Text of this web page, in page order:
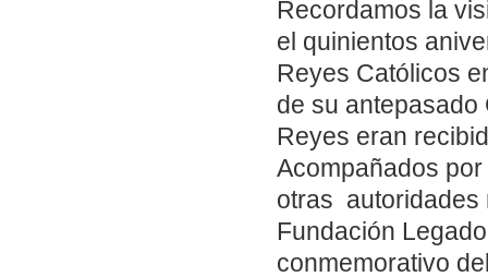
Recordamos la
el quinientos
Reyes Católicos
de su antepasado
Reyes eran
Acompañados
otras autoridades
Fundación
conmemorativo